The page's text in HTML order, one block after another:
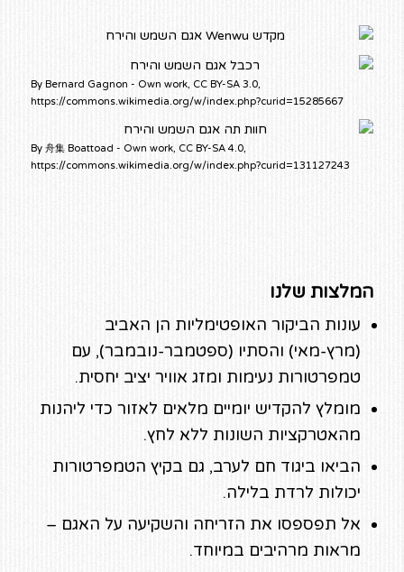
By Bernard Gagnon - Own work, CC BY-SA 3.0,
https://commons.wikimedia.org/w/index.php?curid=15285667
By 舟集 Boattoad - Own work, CC BY-SA 4.0,
https://commons.wikimedia.org/w/index.php?curid=131127243
המלצות שלנו
עונות הביקור האופטימליות הן האביב
(מרץ-מאי) והסתיו (ספטמבר-נובמבר), עם
טמפרטורות נעימות ומזג אוויר יציב יחסית.
מומלץ להקדיש יומיים מלאים לאזור כדי ליהנות
מהאטרקציות השונות ללא לחץ.
הביאו ביגוד חם לערב, גם בקיץ הטמפרטורות
יכולות לרדת בלילה.
אל תפספסו את הזריחה והשקיעה על האגם –
מראות מרהיבים במיוחד.